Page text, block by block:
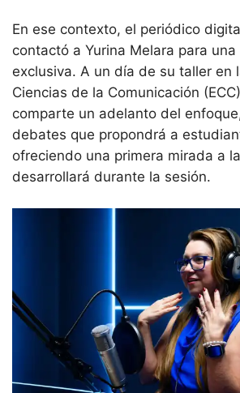
En ese contexto, el periódico
contactó a Yurina Melara para
exclusiva. A un día de su taller en
Ciencias de la Comunicación
comparte un adelanto del
debates que propondrá a
ofreciendo una primera mirada a
desarrollará durante la sesión.